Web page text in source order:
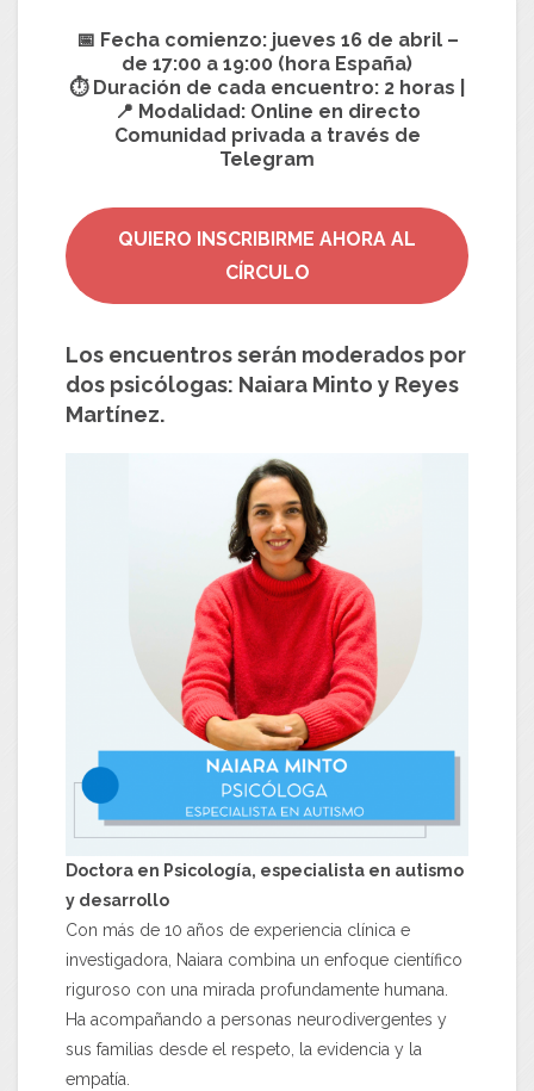
📅 Fecha comienzo:jueves 16 de abril –
de 17:00 a 19:00 (hora España)
⏱ Duración de cada encuentro: 2 horas |
📍 Modalidad:Online en directo
Comunidad privada a través de
Telegram
QUIERO INSCRIBIRME AHORA AL
CÍRCULO
Los encuentros serán moderados por
dos psicólogas: Naiara Minto y Reyes
Martínez.
Doctora en Psicología, especialista en autismo
y desarrollo
Con más de 10 años de experiencia clínica e
investigadora, Naiara combina un enfoque científico
riguroso con una mirada profundamente humana.
Ha acompañando a personas neurodivergentes y
sus familias desde el respeto, la evidencia y la
empatía.